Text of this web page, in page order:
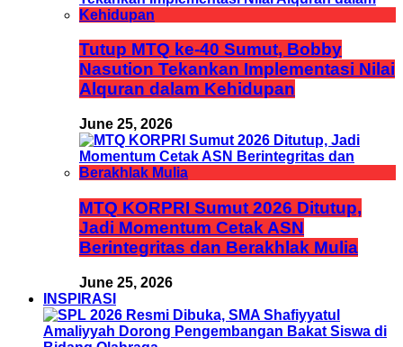
Tutup MTQ ke-40 Sumut, Bobby
Nasution Tekankan Implementasi Nilai
Alquran dalam Kehidupan
June 25, 2026
MTQ KORPRI Sumut 2026 Ditutup,
Jadi Momentum Cetak ASN
Berintegritas dan Berakhlak Mulia
June 25, 2026
INSPIRASI